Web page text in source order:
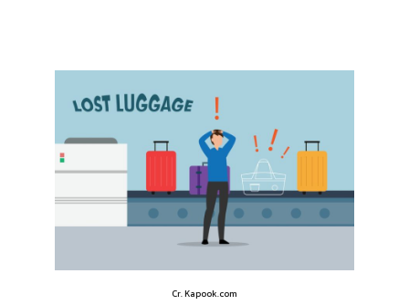
Cr. Kapook.com